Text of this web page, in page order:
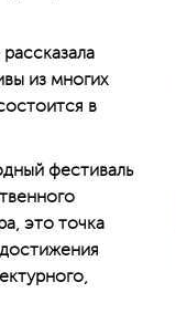
из многих
в
фестиваль
это точка